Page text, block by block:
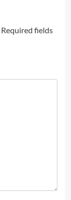
Required fields